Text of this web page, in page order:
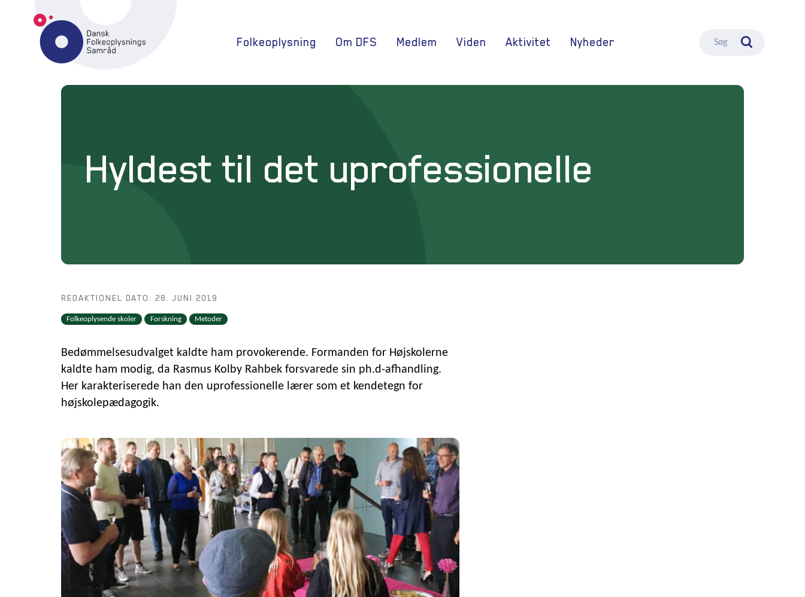
Folkeoplysning Om DFS Medlem Viden Aktivitet Nyheder Søg
Hyldest til det uprofessionelle
REDAKTIONEL DATO: 28. JUNI 2019
Folkeoplysende skoler Forskning Metoder
Bedømmelsesudvalget kaldte ham provokerende. Formanden for Højskolerne
kaldte ham modig, da Rasmus Kolby Rahbek forsvarede sin ph.d-afhandling.
Her karakteriserede han den uprofessionelle lærer som et kendetegn for
højskolepædagogik.